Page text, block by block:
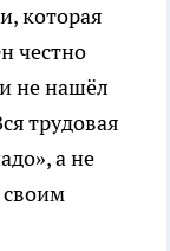
которая
честно
не нашёл
трудовая
а не
своим